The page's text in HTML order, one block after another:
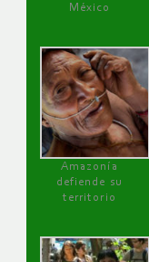
México
Amazonía
defiende su
territorio